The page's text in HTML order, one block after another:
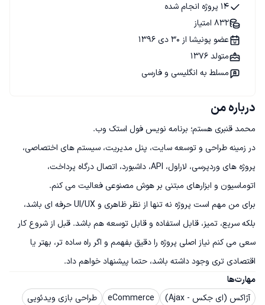
درباره من
در زمینه طراحی و توسعه سایت، پنل مدیریت، سیستم های اختصاصی،
پروژه های وردپرسی، لاراول، API، داشبورد، اتصال درگاه پرداخت،
برای من مهم است پروژه نه تنها از نظر ظاهری و UI/UX حرفه ای باشد،
بلکه سریع، تمیز، قابل استفاده و قابل توسعه هم باشد. قبل از شروع کار
سعی می کنم نیاز اصلی پروژه را دقیق بفهمم و اگر راه ساده تر، بهتر یا
اقتصادی تری وجود داشته باشد، حتما پیشنهاد خواهم داد.
مهارت‌ها
آژاکس (ای جکس - Ajax)
eCommerce
طراحی بازی ویدئویی
14 پروژه انجام شده
832 امتیاز
عضو پونیشا از 30 دی 1396
متولد 1376
مسلط به انگلیسی و فارسی